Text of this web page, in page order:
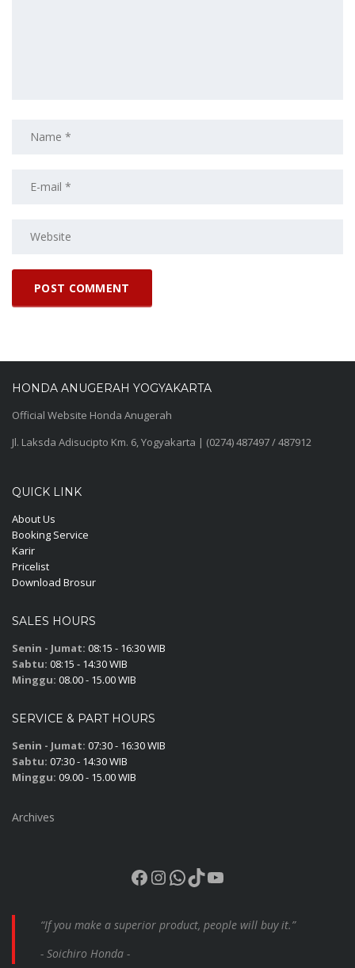
HONDA ANUGERAH YOGYAKARTA
Official Website Honda Anugerah
Jl. Laksda Adisucipto Km. 6, Yogyakarta | (0274) 487497 / 487912
QUICK LINK
About Us
Booking Service
Karir
Pricelist
Download Brosur
SALES HOURS
Senin - Jumat: 08:15 - 16:30 WIB
Sabtu: 08:15 - 14:30 WIB
Minggu: 08.00 - 15.00 WIB
SERVICE & PART HOURS
Senin - Jumat: 07:30 - 16:30 WIB
Sabtu: 07:30 - 14:30 WIB
Minggu: 09.00 - 15.00 WIB
Archives
Facebook
Instagram
WhatsApp
TikTok
YouTube
“If you make a superior product, people will buy it.”
- Soichiro Honda -